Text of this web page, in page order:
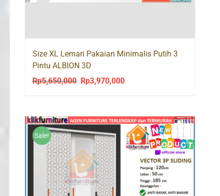
Size XL Lemari Pakaian Minimalis Putih 3
Pintu ALBION 3D
Rp5,650,000
Original
Rp5,650,000.
Rp3,970,000Current
Rp3,970,000.
Sale!